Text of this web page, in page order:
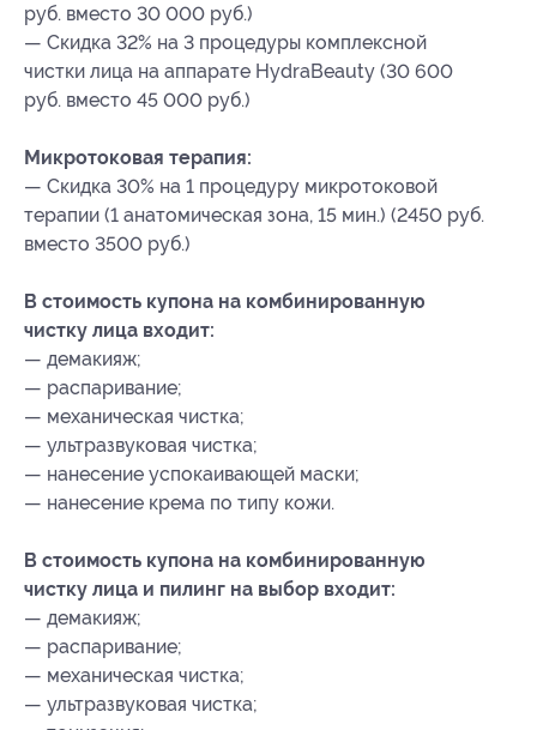
руб. вместо 30 000 руб.)
— Скидка 32% на 3 процедуры комплексной
чистки лица на аппарате HydraBeauty (30 600
руб. вместо 45 000 руб.)
Микротоковая терапия:
— Скидка 30% на 1 процедуру микротоковой
терапии (1 анатомическая зона, 15 мин.) (2450 руб.
вместо 3500 руб.)
В стоимость купона на комбинированную
чистку лица входит:
— демакияж;
— распаривание;
— механическая чистка;
— ультразвуковая чистка;
— нанесение успокаивающей маски;
— нанесение крема по типу кожи.
В стоимость купона на комбинированную
чистку лица и пилинг на выбор входит:
— демакияж;
— распаривание;
— механическая чистка;
— ультразвуковая чистка;